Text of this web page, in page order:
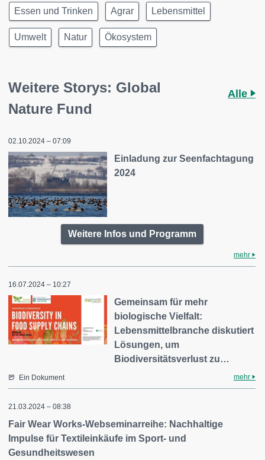
Essen und Trinken Agrar Lebensmittel
Umwelt Natur Ökosystem
Weitere Storys: Global
Nature Fund
Alle
02.10.2024 – 07:09
Einladung zur Seenfachtagung
2024
Weitere Infos und Programm
mehr
16.07.2024 – 10:27
Gemeinsam für mehr
biologische Vielfalt:
Lebensmittelbranche diskutiert
Lösungen, um
Biodiversitätsverlust zu…
Ein Dokument mehr
21.03.2024 – 08:38
Fair Wear Works-Webseminarreihe: Nachhaltige
Impulse für Textileinkäufe im Sport- und
Gesundheitswesen